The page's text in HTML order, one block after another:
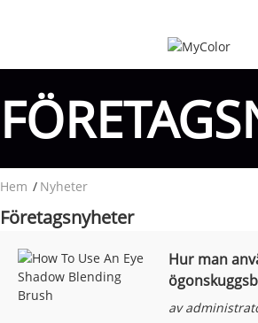
Hem Nyheter
Företagsnyheter
Hur man
av